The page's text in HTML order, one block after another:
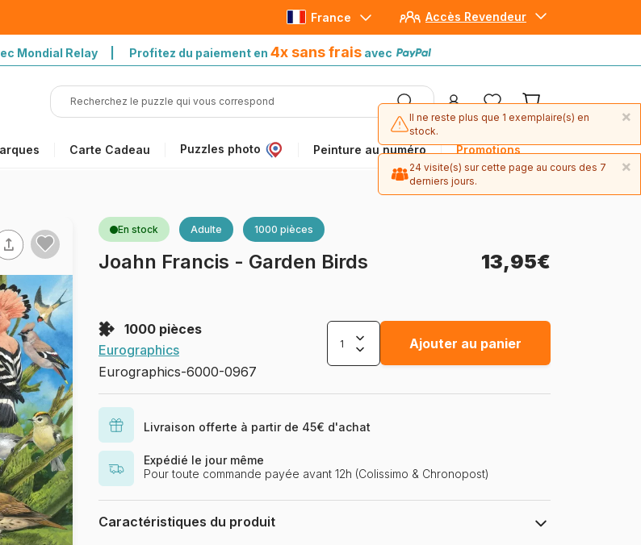
Accès Revendeur
France
Mondial Relay | Profitez du paiement en 4x sans frais avec
Carte Cadeau Puzzles photo Peinture au numéro Promotions
avec Paypal
En stock Adulte 1000 pièces
Joahn Francis - Garden Birds 13,95€
1000 pièces
Eurographics
Eurographics-6000-0967
Ajouter au panier
Livraison offerte à partir de 45€ d'achat
Expédié le jour même
Pour toute commande payée avant 12h (Colissimo & Chronopost)
Caractéristiques du produit
×
Il ne reste plus que 1 exemplaire(s) en
stock.
×
24 visite(s) sur cette page au cours des 7
derniers jours.